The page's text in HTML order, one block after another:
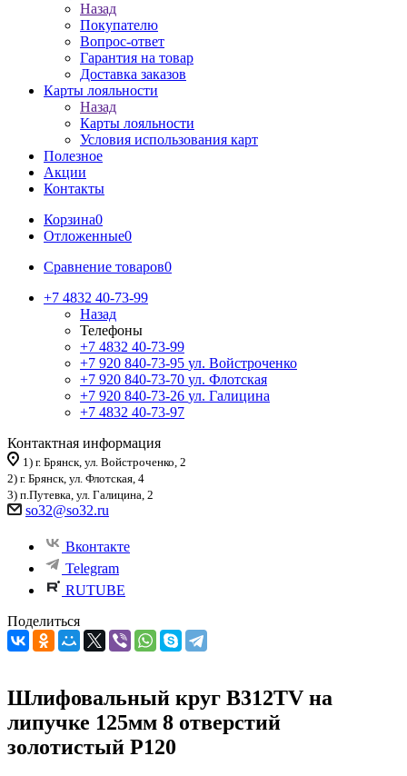
Назад
Покупателю
Вопрос-ответ
Гарантия на товар
Доставка заказов
Карты лояльности
Назад
Карты лояльности
Условия использования карт
Полезное
Акции
Контакты
Корзина0
Отложенные0
Сравнение товаров0
+7 4832 40-73-99
Назад
Телефоны
+7 4832 40-73-99
+7 920 840-73-95 ул. Войстроченко
+7 920 840-73-70 ул. Флотская
+7 920 840-73-26 ул. Галицина
+7 4832 40-73-97
Контактная информация
1) г. Брянск, ул. Войстроченко, 2
2) г. Брянск, ул. Флотская, 4
3) п.Путевка, ул. Галицина, 2
so32@so32.ru
Вконтакте
Telegram
RUTUBE
Поделиться
Шлифовальный круг B312TV на
липучке 125мм 8 отверстий
золотистый P120